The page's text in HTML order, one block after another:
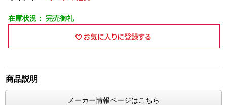
在庫状況： 完売御礼
商品説明
メーカー情報ページはこちら